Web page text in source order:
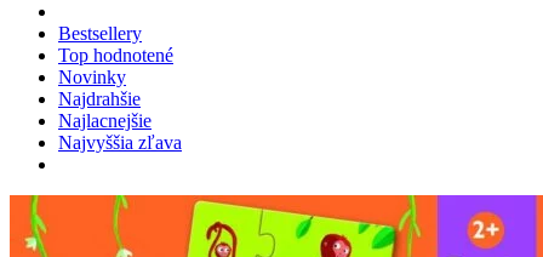
Bestsellery
Top hodnotené
Novinky
Najdrahšie
Najlacnejšie
Najvyššia zľava